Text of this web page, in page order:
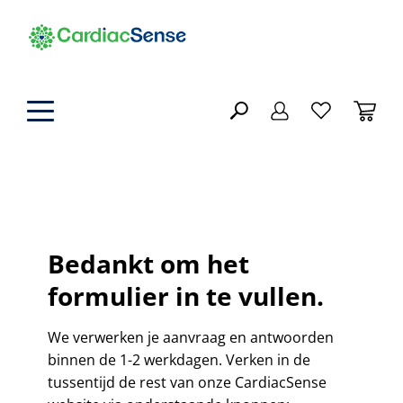
Accessoires
Horlogebandje
FR
FILTEREN
ZOEKRESULTATEN
Bedankt om het
formulier in te vullen.
We verwerken je aanvraag en antwoorden
binnen de 1-2 werkdagen. Verken in de
tussentijd de rest van onze CardiacSense